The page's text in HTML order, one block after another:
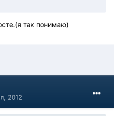
так понимаю)
2012